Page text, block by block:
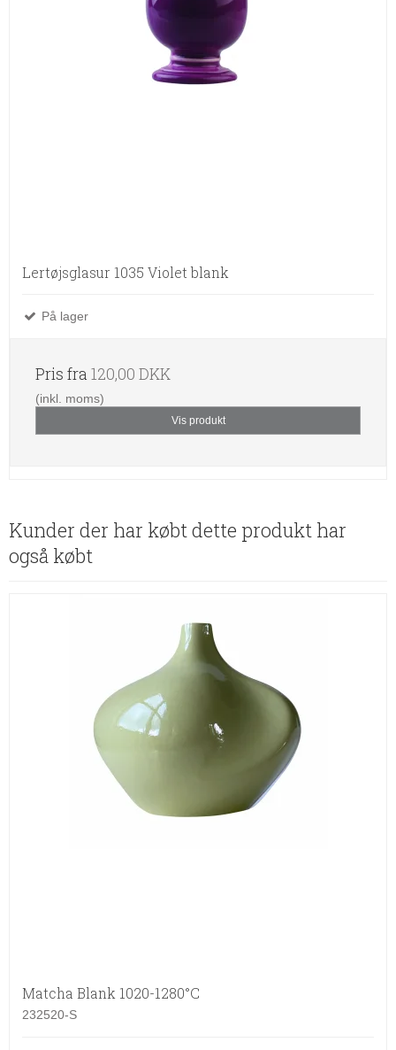
Lertøjsglasur 1035 Violet blank
På lager
Pris fra 120,00 DKK
(inkl. moms)
Vis produkt
Kunder der har købt dette produkt har
også købt
Matcha Blank 1020-1280°C
232520-S